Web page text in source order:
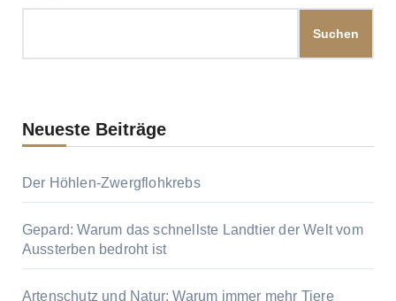
Suchen
Neueste Beiträge
Der Höhlen-Zwergflohkrebs
Gepard: Warum das schnellste Landtier der Welt vom
Aussterben bedroht ist
Artenschutz und Natur: Warum immer mehr Tiere